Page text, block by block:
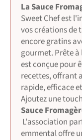
La Sauce
Sweet Chef est
vos créations de
encore gratins
gourmet. Prête
est conçue pour
recettes, offrant
rapide, efficace
Ajoutez une
Sauce
L'association
emmental offre